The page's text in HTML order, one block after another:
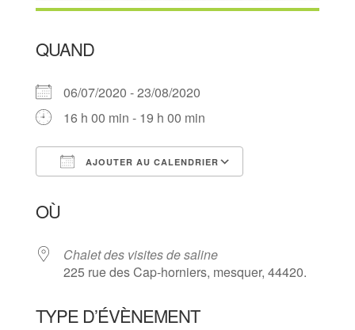
QUAND
06/07/2020 - 23/08/2020
16 h 00 min - 19 h 00 min
AJOUTER AU CALENDRIER
OÙ
Chalet des visites de saline
225 rue des Cap-horniers, mesquer, 44420.
TYPE D’ÉVÈNEMENT